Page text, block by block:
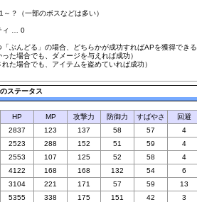
？（一部のボスなどは多い）
ィ … 0
ぶんどる」の場合、どちらかが成功すればAPを獲得できる
場合でも、ダメージを与えれば成功）
場合でも、アイテムを盗めていれば成功）
ステータス
HP MP 攻撃力 防御力 すばやさ 回避
2837 123 137 58 57 4
2523 288 152 51 59 4
2553 107 125 52 58 4
4122 168 168 132 54 6
3104 221 171 57 59 13
5355 338 175 151 42 3